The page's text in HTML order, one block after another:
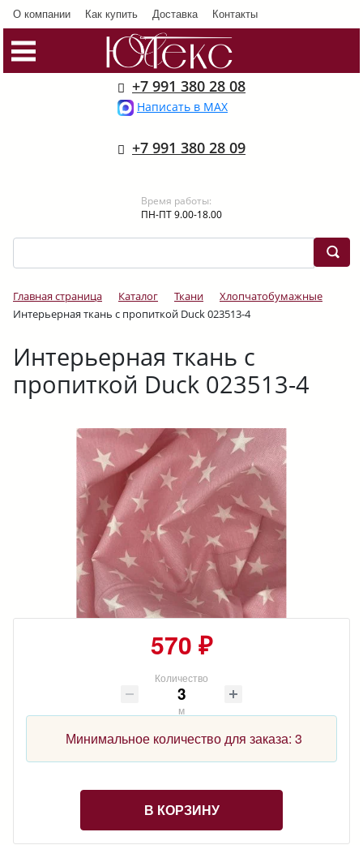
О компании Как купить Доставка Контакты
+7 991 380 28 08
Написать в MAX
+7 991 380 28 09
Время работы:
ПН-ПТ 9.00-18.00
Главная страница Каталог Ткани
Хлопчатобумажные
Интерьерная ткань с пропиткой Duck 023513-4
Интерьерная ткань с
пропиткой Duck 023513-4
570 ₽
Количество
м
Минимальное количество для заказа: 3
В КОРЗИНУ